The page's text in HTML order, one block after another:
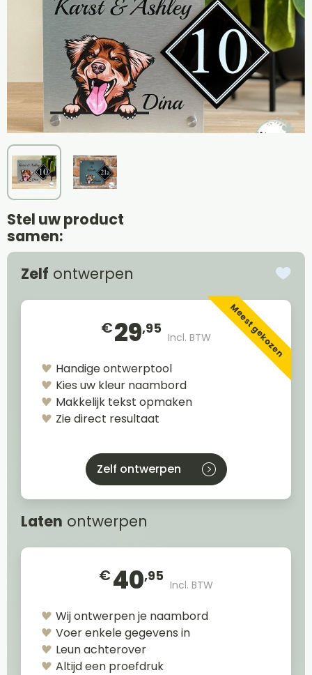
Stel uw product
samen:
Zelf ontwerpen
€29,95
Incl. BTW Meest gekozen
Handige ontwerptool
Kies uw kleur naambord
Makkelijk tekst opmaken
Zie direct resultaat
Zelf ontwerpen
Laten ontwerpen
€40,95
Incl. BTW
Wij ontwerpen je naambord
Voer enkele gegevens in
Leun achterover
Altijd een proefdruk